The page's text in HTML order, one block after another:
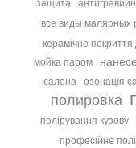
защита
все виды малярных
керамічне
мойка паром
салона
озонація
полировка
полірування кузову
професійне